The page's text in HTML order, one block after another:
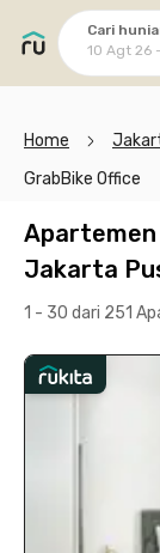
Cari
10 Agt 26
Home
GrabBike Office
Apartemen
Jakarta
1 - 30 dari 251